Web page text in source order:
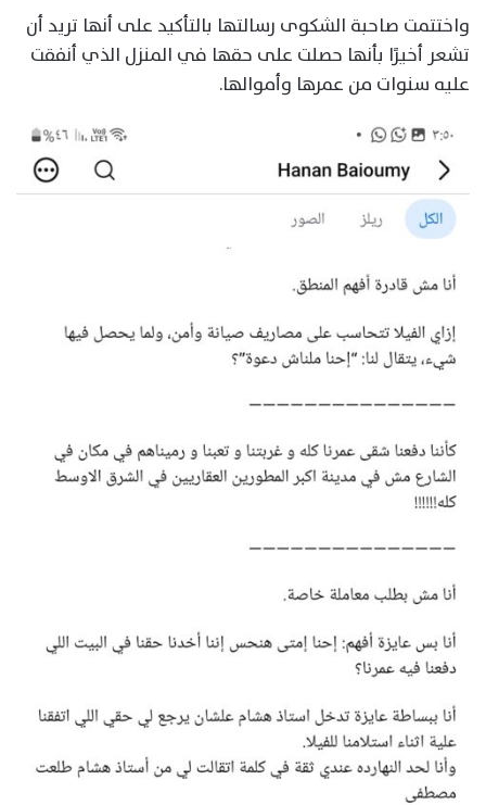
واختتمت صاحبة الشكوى رسالتها بالتأكيد على أنها تريد أن
تشعر أخيرًا بأنها حصلت على حقها في المنزل الذي أنفقت
عليه سنوات من عمرها وأموالها.